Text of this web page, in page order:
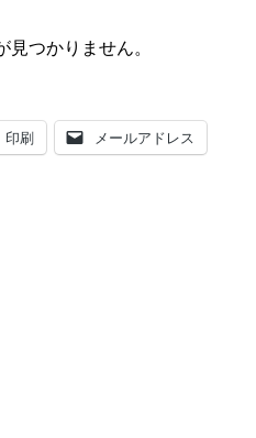
見つかりません。
印刷 メールアドレス